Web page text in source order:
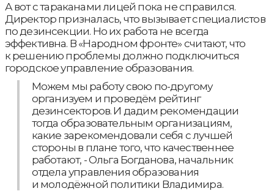
А вот с тараканами лицей пока не справился.
Директор призналась, что вызывает специалистов
по дезинсекции. Но их работа не всегда
эффективна. В «Народном фронте» считают, что
к решению проблемы должно подключиться
городское управление образования.
Можем мы работу свою по-другому
организуем и проведём рейтинг
дезинсекторов. И дадим рекомендации
тогда образовательным организациям,
какие зарекомендовали себя с лучшей
стороны в плане того, что качественнее
работают, - Ольга Богданова, начальник
отдела управления образования
и молодёжной политики Владимира.